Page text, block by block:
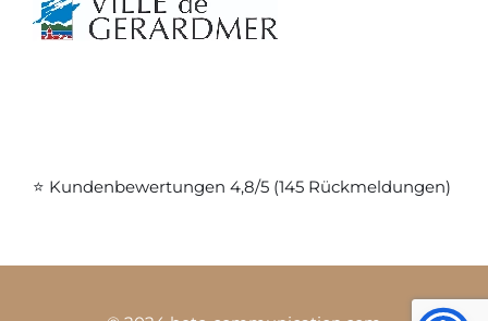
⭐ Kundenbewertungen 4,8/5 (145 Rückmeldungen)